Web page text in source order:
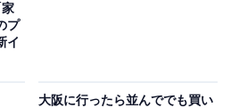
かかる
プ
イ
大阪に行ったら並んででも買い